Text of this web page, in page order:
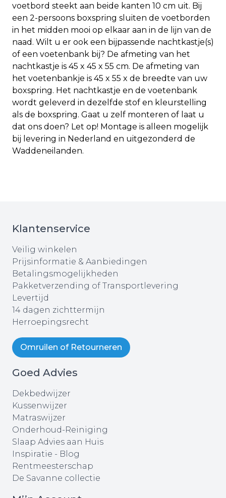
voetbord steekt aan beide kanten 10 cm uit. Bij
een 2-persoons boxspring sluiten de voetborden
in het midden mooi op elkaar aan in de lijn van de
naad. Wilt u er ook een bijpassende nachtkastje(s)
of een voetenbank bij? De afmeting van het
nachtkastje is 45 x 45 x 55 cm. De afmeting van
het voetenbankje is 45 x 55 x de breedte van uw
boxspring. Het nachtkastje en de voetenbank
wordt geleverd in dezelfde stof en kleurstelling
als de boxspring. Gaat u zelf monteren of laat u
dat ons doen? Let op! Montage is alleen mogelijk
bij levering in Nederland en uitgezonderd de
Waddeneilanden.
Klantenservice
Veilig winkelen
Prijsinformatie & Aanbiedingen
Betalingsmogelijkheden
Pakketverzending of Transportlevering
Levertijd
14 dagen zichttermijn
Herroepingsrecht
Omruilen of Retourneren
Goed Advies
Dekbedwijzer
Kussenwijzer
Matraswijzer
Onderhoud-Reiniging
Slaap Advies aan Huis
Inspiratie - Blog
Rentmeesterschap
De Savanne collectie